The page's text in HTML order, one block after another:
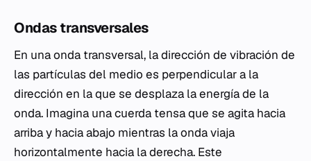
Ondas transversales
En una onda transversal, la dirección de vibración de
las partículas del medio es perpendicular a la
dirección en la que se desplaza la energía de la
onda. Imagina una cuerda tensa que se agita hacia
arriba y hacia abajo mientras la onda viaja
horizontalmente hacia la derecha. Este